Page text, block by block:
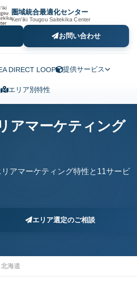
圏域統合最適化センター
Ken'iki Tougou Saitekika Center
お問い合わせ
DIRECT LOOP 提供サービス
エリア別特性
アマーケティング
アマーケティング特性と11サービ
エリア選定のご相談
北海道